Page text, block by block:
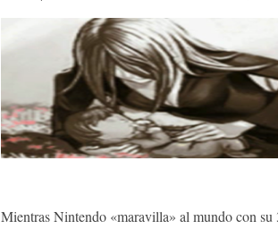
Mientras Nintendo «maravilla» al mundo con